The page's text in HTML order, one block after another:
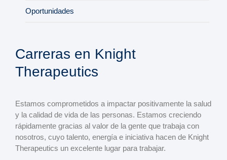
Oportunidades
Carreras en Knight
Therapeutics
Estamos comprometidos a impactar positivamente la salud
y la calidad de vida de las personas. Estamos creciendo
rápidamente gracias al valor de la gente que trabaja con
nosotros, cuyo talento, energía e iniciativa hacen de Knight
Therapeutics un excelente lugar para trabajar.